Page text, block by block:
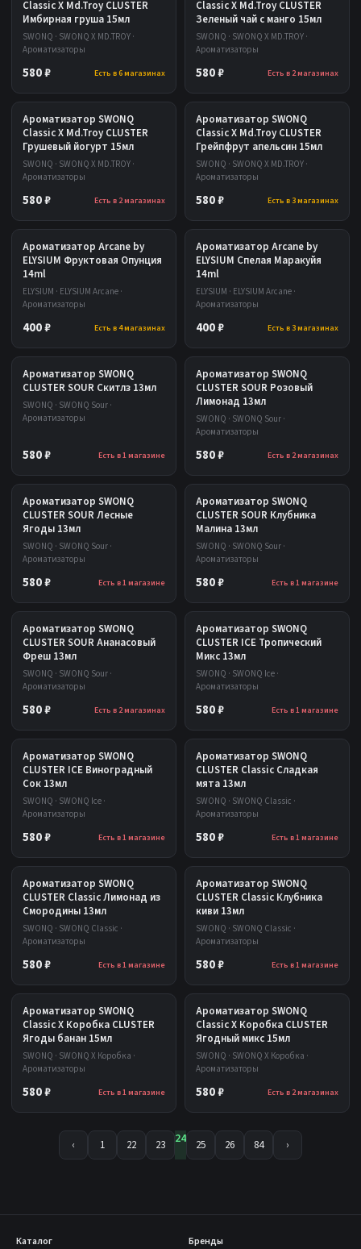
Classic X Md.Troy CLUSTER
Имбирная груша 15мл
SWONQ · SWONQ X MD.TROY ·
Ароматизаторы
580 ₽ Есть в 6 магазинах
Classic X Md.Troy CLUSTER
Зеленый чай с манго 15мл
SWONQ · SWONQ X MD.TROY ·
Ароматизаторы
580 ₽ Есть в 2 магазинах
Ароматизатор SWONQ
Classic X Md.Troy CLUSTER
Грушевый йогурт 15мл
SWONQ · SWONQ X MD.TROY ·
Ароматизаторы
580 ₽ Есть в 2 магазинах
Ароматизатор SWONQ
Classic X Md.Troy CLUSTER
Грейпфрут апельсин 15мл
SWONQ · SWONQ X MD.TROY ·
Ароматизаторы
580 ₽ Есть в 3 магазинах
Ароматизатор Arcane by
ELYSIUM Фруктовая Опунция
14ml
ELYSIUM · ELYSIUM Arcane ·
Ароматизаторы
400 ₽ Есть в 4 магазинах
Ароматизатор Arcane by
ELYSIUM Спелая Маракуйя
14ml
ELYSIUM · ELYSIUM Arcane ·
Ароматизаторы
400 ₽ Есть в 3 магазинах
Ароматизатор SWONQ
CLUSTER SOUR Скитлз 13мл
SWONQ · SWONQ Sour ·
Ароматизаторы
580 ₽ Есть в 1 магазине
Ароматизатор SWONQ
CLUSTER SOUR Розовый
Лимонад 13мл
SWONQ · SWONQ Sour ·
Ароматизаторы
580 ₽ Есть в 2 магазинах
Ароматизатор SWONQ
CLUSTER SOUR Лесные
Ягоды 13мл
SWONQ · SWONQ Sour ·
Ароматизаторы
580 ₽ Есть в 1 магазине
Ароматизатор SWONQ
CLUSTER SOUR Клубника
Малина 13мл
SWONQ · SWONQ Sour ·
Ароматизаторы
580 ₽ Есть в 1 магазине
Ароматизатор SWONQ
CLUSTER SOUR Ананасовый
Фреш 13мл
SWONQ · SWONQ Sour ·
Ароматизаторы
580 ₽ Есть в 2 магазинах
Ароматизатор SWONQ
CLUSTER ICE Тропический
Микс 13мл
SWONQ · SWONQ Ice ·
Ароматизаторы
580 ₽ Есть в 1 магазине
Ароматизатор SWONQ
CLUSTER ICE Виноградный
Сок 13мл
SWONQ · SWONQ Ice ·
Ароматизаторы
580 ₽ Есть в 1 магазине
Ароматизатор SWONQ
CLUSTER Classic Сладкая
мята 13мл
SWONQ · SWONQ Classic ·
Ароматизаторы
580 ₽ Есть в 1 магазине
Ароматизатор SWONQ
CLUSTER Classic Лимонад из
Смородины 13мл
SWONQ · SWONQ Classic ·
Ароматизаторы
580 ₽ Есть в 1 магазине
Ароматизатор SWONQ
CLUSTER Classic Клубника
киви 13мл
SWONQ · SWONQ Classic ·
Ароматизаторы
580 ₽ Есть в 1 магазине
Ароматизатор SWONQ
Classic X Коробка CLUSTER
Ягоды банан 15мл
SWONQ · SWONQ X Коробка ·
Ароматизаторы
580 ₽ Есть в 1 магазине
Ароматизатор SWONQ
Classic X Коробка CLUSTER
Ягодный микс 15мл
SWONQ · SWONQ X Коробка ·
Ароматизаторы
580 ₽ Есть в 2 магазинах
‹ 1 22 23 24 25 26 84 ›
Каталог Бренды